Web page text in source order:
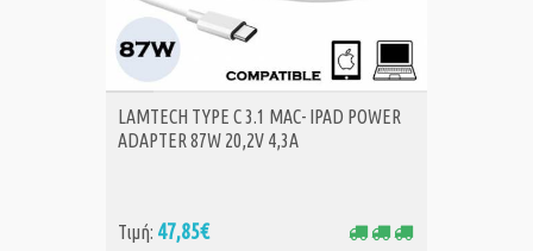
ΑΓΟΡΑ
LAMTECH TYPE C 3.1 MAC- IPAD POWER
ADAPTER 87W 20,2V 4,3A
Τιμή: 47,85€